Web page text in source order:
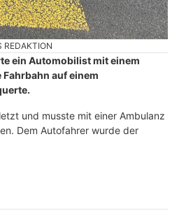
REDAKTION
ein Automobilist mit einem
auf einem
und musste mit einer Ambulanz
Dem Autofahrer wurde der